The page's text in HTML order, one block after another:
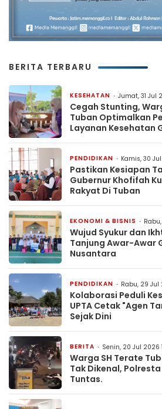
BERITA TERBARU
KESEHATAN Jumat, 31 Jul
Cegah Stunting,
Tuban Optimalkan
Layanan Kesehatan
PENDIDIKAN Kamis, 30
Pastikan Kesiapan
Gubernur Khofifah
Rakyat Di Tuban
EKONOMI & BISNIS
Wujud Syukur dan
Tanjung Awar-Awar
Nusantara
PENDIDIKAN Rabu, 29 Jul
Kolaborasi Peduli
UPTA Cetak "Agen
Sejak Dini
BERITA Senin, 20 Jul 2026
Warga SH Terate
Tak Dikenal,
Tuntas.